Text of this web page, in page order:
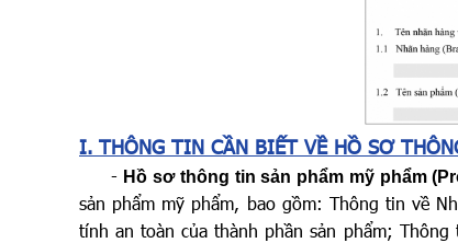
I. THÔNG TIN CẦN BIẾT VỀ HỒ SƠ
- Hồ sơ thông tin sản phẩm mỹ phẩm
sản phẩm mỹ phẩm, bao gồm: Thông tin về
tính an toàn của thành phần sản phẩm;